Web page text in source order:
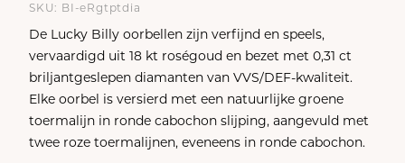
SKU: BI-eRgtptdia
De Lucky Billy oorbellen zijn verfijnd en speels,
vervaardigd uit 18 kt roségoud en bezet met 0,31 ct
briljantgeslepen diamanten van VVS/DEF-kwaliteit.
Elke oorbel is versierd met een natuurlijke groene
toermalijn in ronde cabochon slijping, aangevuld met
twee roze toermalijnen, eveneens in ronde cabochon.